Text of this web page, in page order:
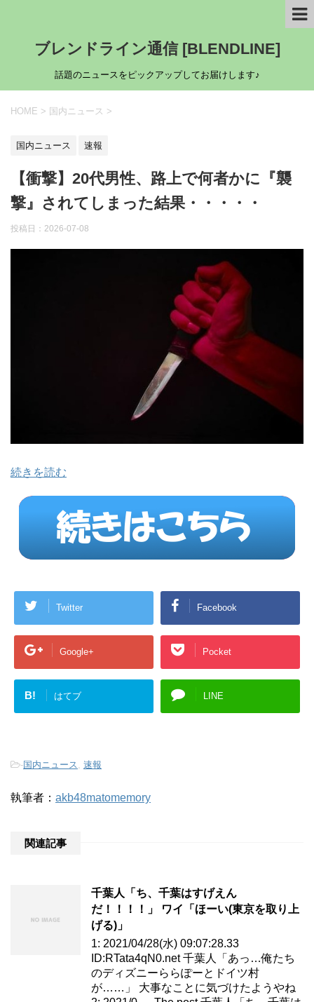
ブレンドライン通信 [BLENDLINE]
話題のニュースをピックアップしてお届けします♪
HOME > 国内ニュース >
国内ニュース 速報
【衝撃】20代男性、路上で何者かに『襲
撃』されてしまった結果・・・・・
投稿日： 2026-07-08
続きを読む
Twitter Facebook
Google+ Pocket
B! はてブ LINE
-国内ニュース 速報
執筆者： akb48matomemory
関連記事
千葉人「ち、千葉はすげえん
だ！！！！」 ワイ「ほーい(東京を取り上
げる)」
1: 2021/04/28(水) 09:07:28.33
ID:RTata4qN0.net 千葉人「あっ…俺たち
のディズニーららぽーとドイツ村
が……」 大事なことに気づけたようやね